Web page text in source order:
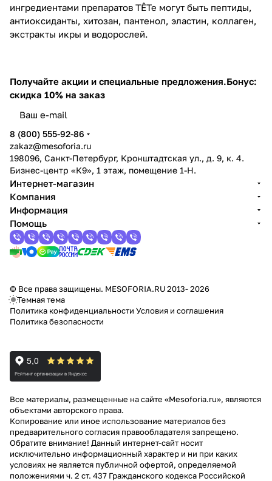
ингредиентами препаратов TÊTe могут быть пептиды,
антиоксиданты, хитозан, пантенол, эластин, коллаген,
экстракты икры и водорослей.
Получайте акции и специальные предложения.Бонус:
скидка 10% на заказ
8 (800) 555-92-86
zakaz@mesoforia.ru
198096, Санкт-Петербург, Кронштадтская ул., д. 9, к. 4.
Бизнес-центр «К9», 1 этаж, помещение 1-Н.
Интернет-магазин
Компания
Информация
Помощь
© Все права защищены. MESOFORIA.RU 2013- 2026
Темная тема
Политика конфиденциальности Условия и соглашения
Политика безопасности
Все материалы, размещенные на сайте «Mesoforia.ru», являются
объектами авторского права.
Копирование или иное использование материалов без
предварительного согласия правообладателя запрещено.
Обратите внимание! Данный интернет-сайт носит
исключительно информационный характер и ни при каких
условиях не является публичной офертой, определяемой
положениями ч. 2 ст. 437 Гражданского кодекса Российской